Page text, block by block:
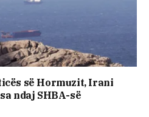
së Hormuzit, Irani
ndaj SHBA-së